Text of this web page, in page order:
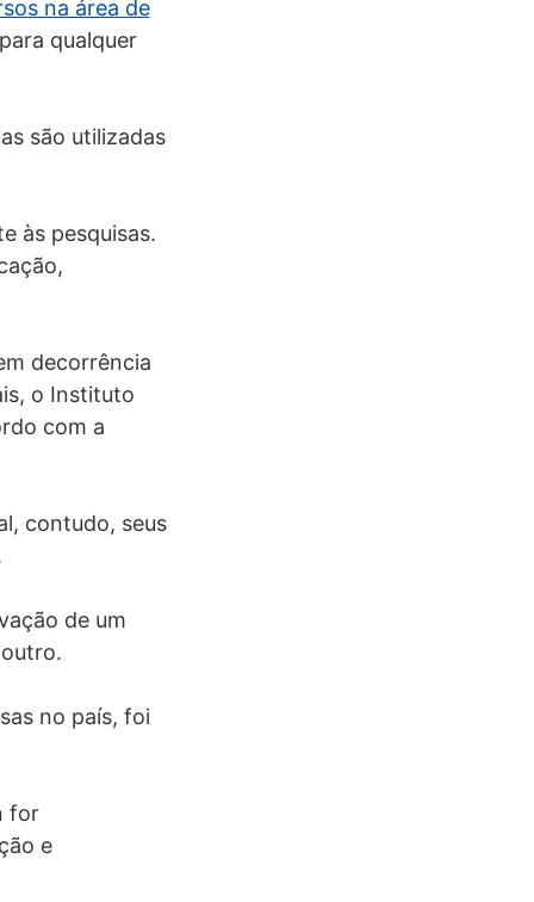
na área de
qualquer
são utilizadas
às pesquisas.
decorrência
o Instituto
com a
contudo, seus
de um
no país, foi
for
e